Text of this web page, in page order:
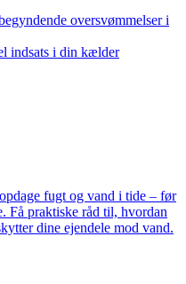
oversvømmelser i
indsats i din kælder
fugt og vand i tide – før
Få praktiske råd til, hvordan
dine ejendele mod vand.